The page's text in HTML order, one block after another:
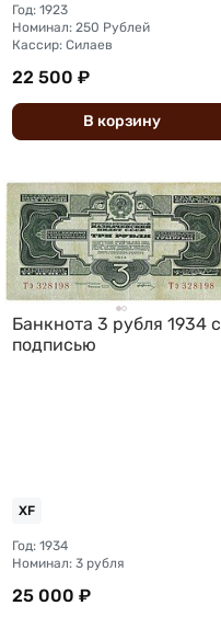
Год: 1923
Номинал: 250 Рублей
Кассир: Силаев
22 500 ₽
В корзину
Банкнота 3 рубля 1934 c
подписью
XF
Год: 1934
Номинал: 3 рубля
25 000 ₽